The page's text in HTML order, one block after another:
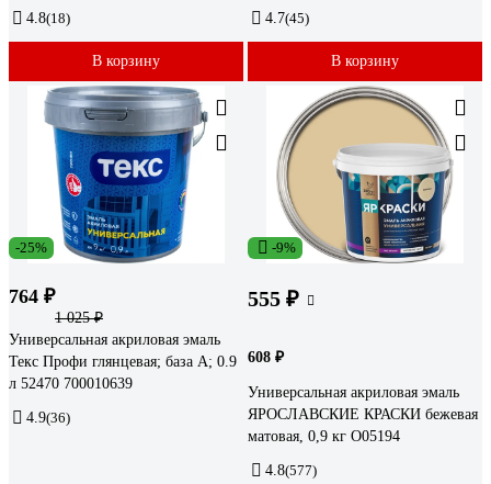
4.8(18)
В корзину
4.7(45)
В корзину
-25%
764 ₽
1 025 ₽
Универсальная акриловая эмаль
Текс Профи глянцевая; база A; 0.9
л 52470 700010639
4.9(36)
-9%
555 ₽
608 ₽
Универсальная акриловая эмаль
ЯРОСЛАВСКИЕ КРАСКИ бежевая
матовая, 0,9 кг О05194
4.8(577)